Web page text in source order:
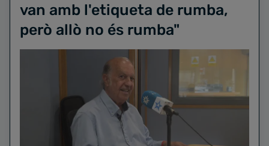
van amb l'etiqueta de rumba,
però allò no és rumba"